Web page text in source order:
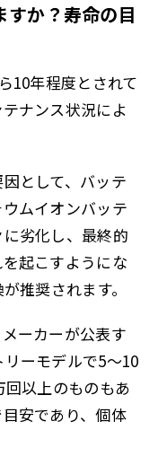
か？寿命の目
10年程度とされて
ナンス状況によ
として、バッテ
ムイオンバッテ
劣化し、最終的
起こすようにな
推奨されます。
ーカーが公表す
ーモデルで5〜10
以上のものもあ
安であり、個体